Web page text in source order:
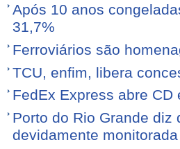
Após 10 anos
31,7%
Ferroviários são
TCU, enfim, libera
FedEx Express abre CD
Porto do Rio Grande
devidamente monitorada